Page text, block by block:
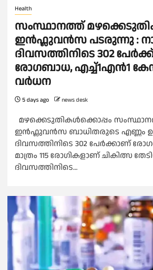
Health
സംസ്ഥാനത്ത്
ഇൻഫ്ലുവൻസ പടരുന്നു :
ദിവസത്തിനിടെ 302
രോഗബാധ, എച്ച്‌1എൻ1
വര്‍ധന
5 days ago news desk
മഴക്കെടുതികള്‍ക്കൊപ്പം
ഇൻഫ്ലുവൻസ ബാധിതരുടെ എണ്ണം
ദിവസത്തിനിടെ 302 പേർക്കാണ്
മാത്രം 115 രോഗികളാണ് ചികിത്സ
ദിവസത്തിനിടെ...